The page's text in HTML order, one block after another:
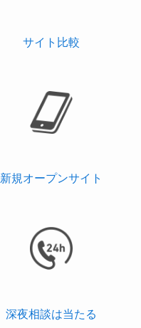
サイト比較
新規オープンサイト
深夜相談は当たる